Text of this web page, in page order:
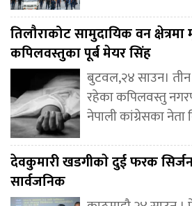
तिलौराकोट सामुदायिक वन
कपिलवस्तुका पूर्ब मेयर सिंह
बुटवल,२४ साउन। तीन
रहेका कपिलवस्तु
नेपाली कांग्रेसका
देवकुमारी खडगीकाे दुई फरक
सार्वजनिक